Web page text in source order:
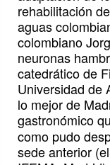
rehabilitación
aguas
colombiano
neuronas
catedrático de
Universidad de
lo mejor de
gastronómico
como pudo
sede anterior